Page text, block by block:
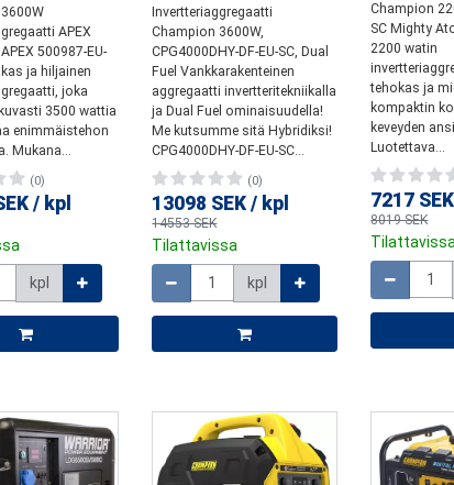
APEX
500987-EU-
ja hiljainen
joka
3500 wattia
enimmäistehon
Mukana...
(0)
/ kpl
kpl
Invertteriaggregaatti
Champion 3600W,
CPG4000DHY-DF-EU-SC, Dual
Fuel Vankkarakenteinen
aggregaatti invertteritekniikalla
ja Dual Fuel ominaisuudella!
Me kutsumme sitä Hybridiksi!
CPG4000DHY-DF-EU-SC...
(0)
13098 SEK / kpl
14553 SEK
Tilattavissa
Määrä
kpl
Champion
SC Mighty
2200 watin
tehokas ja
kompaktin
keveyden
Luotettava...
7217 SEK
8019 SEK
Määrä